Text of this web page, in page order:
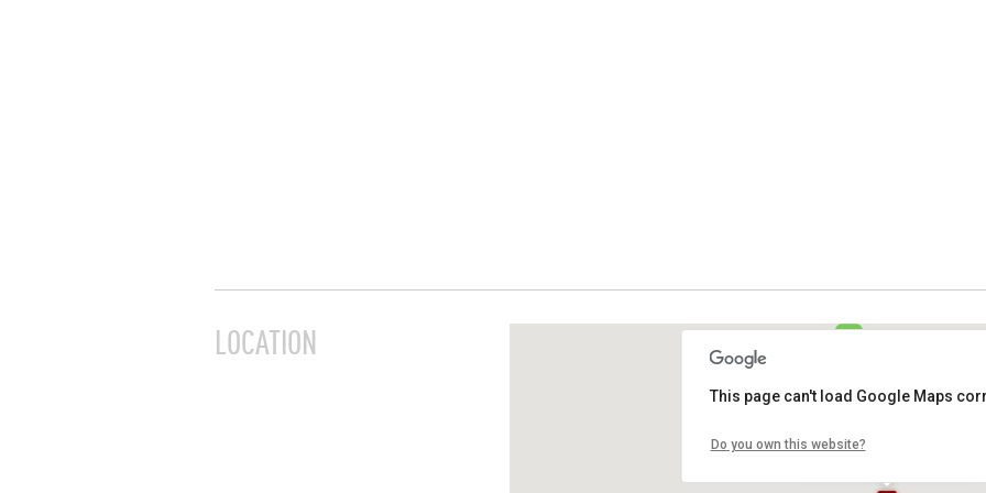
LOCATION
Lanieri Atelier
Via Palermo 8, 5° Piano
This page can't load Google Maps
Do you own this website?